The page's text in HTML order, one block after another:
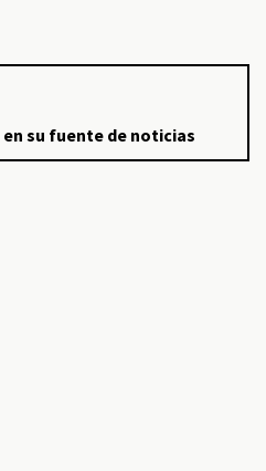
su fuente de noticias